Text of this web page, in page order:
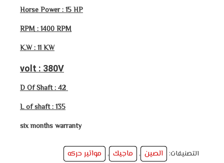
Horse Power : 15 HP
RPM : 1400 RPM
K.W : 11 KW
volt : 380V
D Of Shaft : 42
L of shaft : 135
six months warranty
التصنيفات: الصين , ماجيك , مواتير حركه